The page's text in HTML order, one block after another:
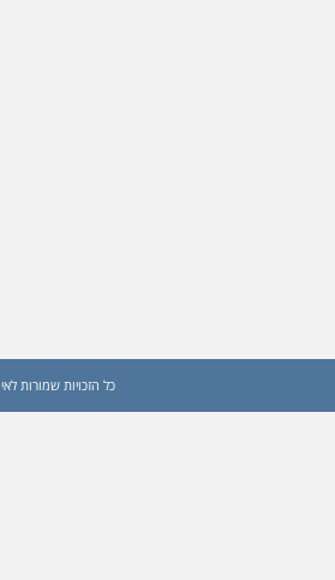
כל הזכויות שמורות לאיגוד